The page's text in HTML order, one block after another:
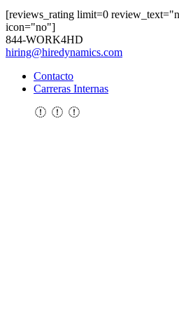
[reviews_rating limit=0
icon="no"]
844-WORK4HD
hiring@hiredynamics.com
Contacto
Carreras Internas